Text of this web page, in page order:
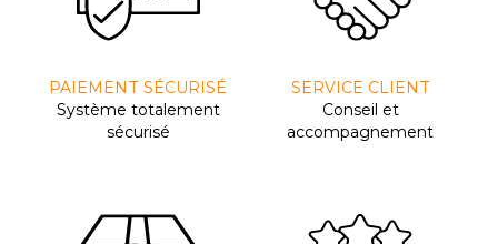
PAIEMENT SÉCURISÉ
Système totalement
sécurisé
SERVICE CLIENT
Conseil et
accompagnement